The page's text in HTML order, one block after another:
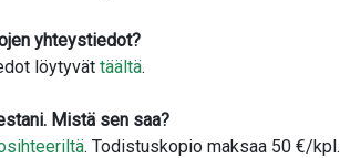
yhteystiedot?
löytyvät täältä.
Mistä sen saa?
. Todistuskopio maksaa 50 €/kpl.